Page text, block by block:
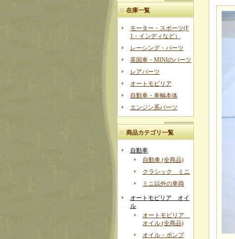
在庫一覧
モーター・スポーツ(F
1・インディなど）
レーシング・パーツ
英国車・MINIのパーツ
レアパーツ
オートモビリア
自動車・車輌本体
エンジン系パーツ
商品カテゴリ一覧
自動車
自動車 (全商品)
クラシック ミニ
ミニ以外の車両
オートモビリア オイ
ル
オートモビリア
オイル (全商品)
オイル・ポンプ